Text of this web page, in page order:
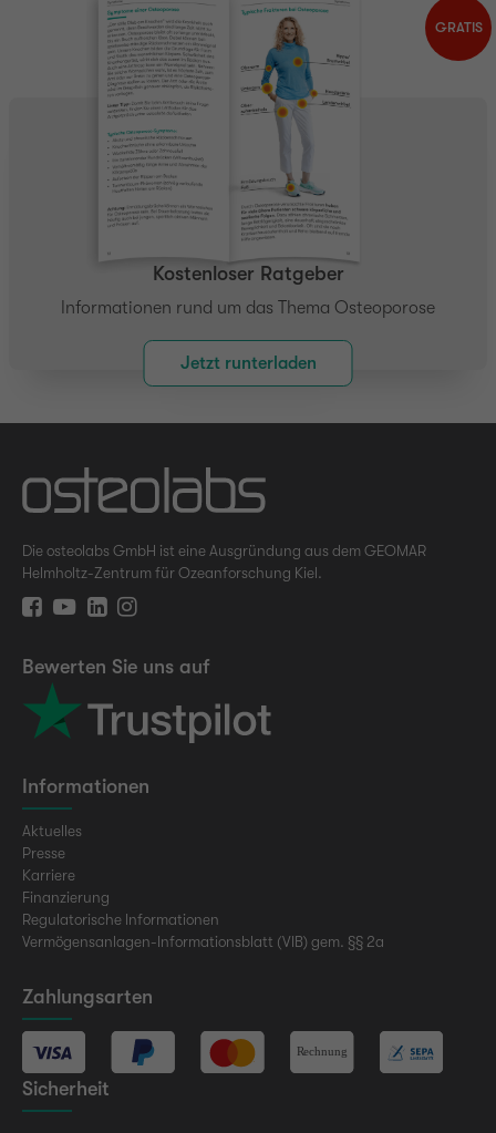
GRATIS
Kostenloser Ratgeber
Informationen rund um das Thema Osteoporose
Jetzt runterladen
Die osteolabs GmbH ist eine Ausgründung aus dem GEOMAR
Helmholtz-Zentrum für Ozeanforschung Kiel.
Bewerten Sie uns auf
Informationen
Aktuelles
Presse
Karriere
Finanzierung
Regulatorische Informationen
Vermögensanlagen-Informationsblatt (VIB) gem. §§ 2a
Zahlungsarten
Sicherheit